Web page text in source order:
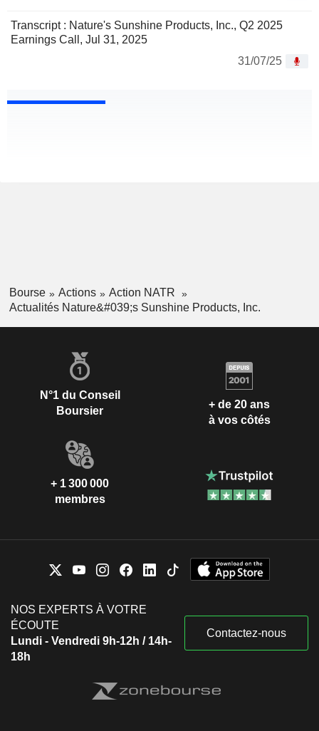
Transcript : Nature's Sunshine Products, Inc., Q2 2025
Earnings Call, Jul 31, 2025
31/07/25
Bourse Actions
Action NATR
Actualités Nature&#039;s Sunshine Products, Inc.
N°1 du Conseil
Boursier
+ de 20 ans
à vos côtés
+ 1 300 000
membres
NOS EXPERTS À VOTRE
ÉCOUTE
Lundi - Vendredi 9h-12h / 14h-
18h
Contactez-nous